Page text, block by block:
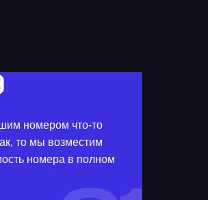
номером что-то
то мы возместим
номера в полном